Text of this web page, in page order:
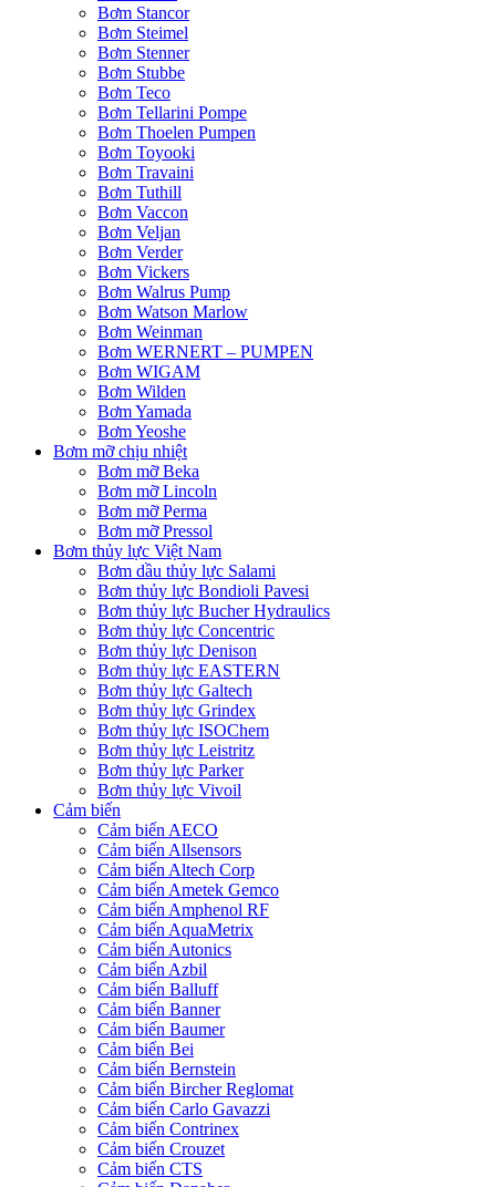
Bơm Stancor
Bơm Steimel
Bơm Stenner
Bơm Stubbe
Bơm Teco
Bơm Tellarini Pompe
Bơm Thoelen Pumpen
Bơm Toyooki
Bơm Travaini
Bơm Tuthill
Bơm Vaccon
Bơm Veljan
Bơm Verder
Bơm Vickers
Bơm Walrus Pump
Bơm Watson Marlow
Bơm Weinman
Bơm WERNERT – PUMPEN
Bơm WIGAM
Bơm Wilden
Bơm Yamada
Bơm Yeoshe
Bơm mỡ chịu nhiệt
Bơm mỡ Beka
Bơm mỡ Lincoln
Bơm mỡ Perma
Bơm mỡ Pressol
Bơm thủy lực Việt Nam
Bơm dầu thủy lực Salami
Bơm thủy lực Bondioli Pavesi
Bơm thủy lực Bucher Hydraulics
Bơm thủy lực Concentric
Bơm thủy lực Denison
Bơm thủy lực EASTERN
Bơm thủy lực Galtech
Bơm thủy lực Grindex
Bơm thủy lực ISOChem
Bơm thủy lực Leistritz
Bơm thủy lực Parker
Bơm thủy lực Vivoil
Cảm biến
Cảm biến AECO
Cảm biến Allsensors
Cảm biến Altech Corp
Cảm biến Ametek Gemco
Cảm biến Amphenol RF
Cảm biến AquaMetrix
Cảm biến Autonics
Cảm biến Azbil
Cảm biến Balluff
Cảm biến Banner
Cảm biến Baumer
Cảm biến Bei
Cảm biến Bernstein
Cảm biến Bircher Reglomat
Cảm biến Carlo Gavazzi
Cảm biến Contrinex
Cảm biến Crouzet
Cảm biến CTS